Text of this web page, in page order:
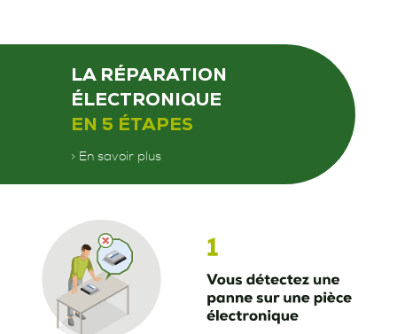
LA RÉPARATION
ÉLECTRONIQUE
EN 5 ÉTAPES
> En savoir plus